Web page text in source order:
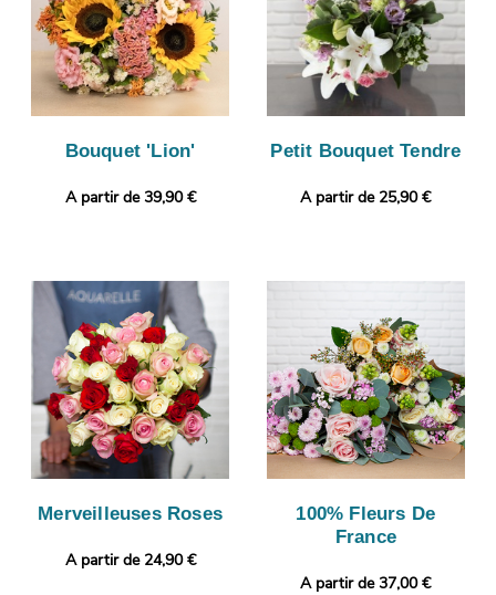
Bouquet 'Lion'
A partir de 39,90 €
Petit Bouquet Tendre
A partir de 25,90 €
Merveilleuses Roses
A partir de 24,90 €
100% Fleurs De
France
A partir de 37,00 €